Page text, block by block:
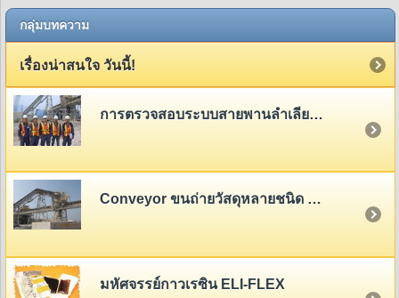
กลุ่มบทความ
เรื่องน่าสนใจ วันนี้!
การตรวจสอบระบบสายพานลำเลียง (Belt Conveyor System Inspection)
Conveyor ขนถ่ายวัสดุหลายชนิด - หลายขนาด
มหัศจรรย์กาวเรซิน ELI-FLEX